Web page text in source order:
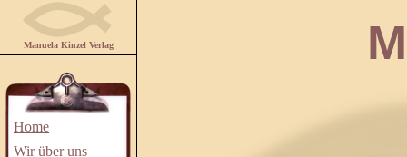
Manuela Kinzel Verlag
Home
Wir über uns